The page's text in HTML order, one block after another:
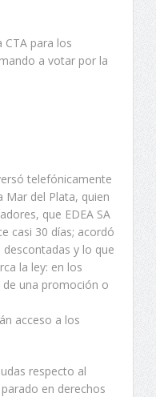
para los
a votar por la
telefónicamente
Mar del Plata, quien
que EDEA SA
casi 30 días; acordó
y lo que
la ley: en los
una promoción o
acceso a los
respecto al
en derechos